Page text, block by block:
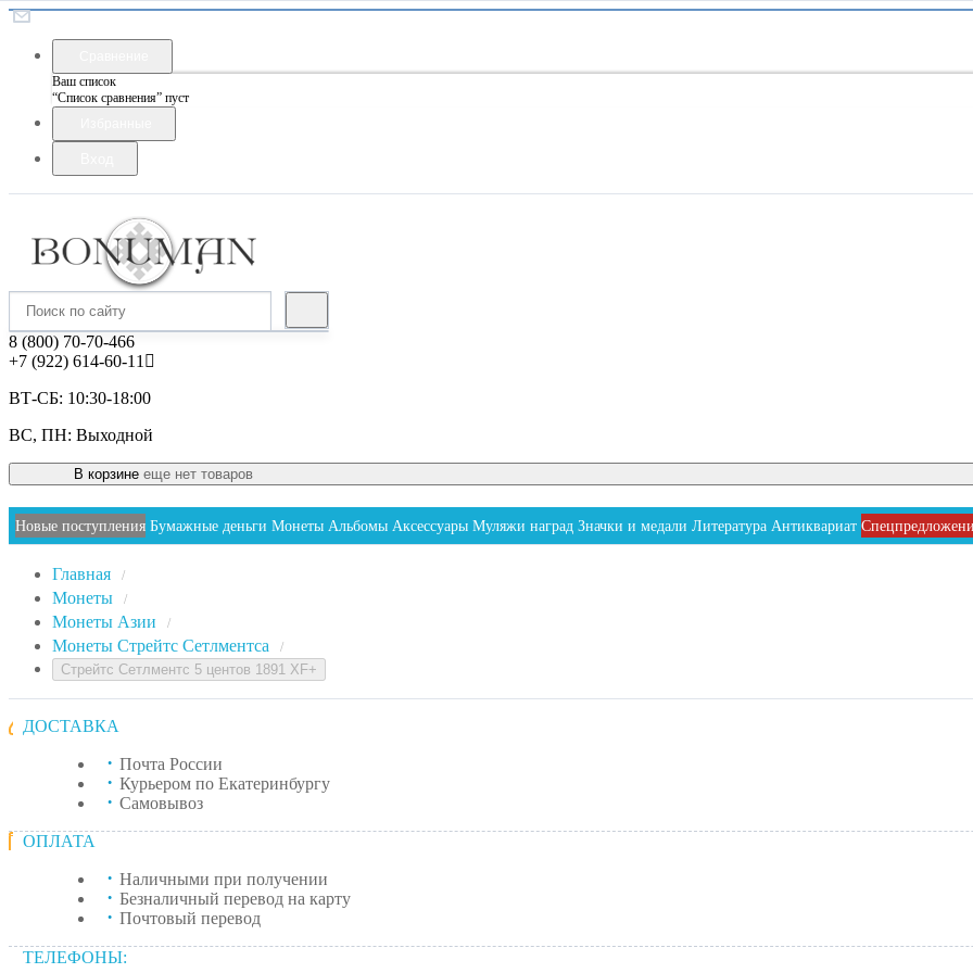
Ваш список
“Список сравнения” пуст
8 (800) 70-70-466
+7 (922) 614-60-11
ВТ-СБ: 10:30-18:00
ВС, ПН: Выходной
В корзине еще нет товаров
Новые поступления Бумажные деньги Монеты Альбомы Аксессуары Муляжи наград Значки и медали Литература Антиквариат
Главная /
Монеты /
Монеты Азии /
Монеты Стрейтс Сетлментса /
Стрейтс Сетлментс 5 центов 1891 XF+
ДОСТАВКА
Почта России
Курьером по Екатеринбургу
Самовывоз
ОПЛАТА
Наличными при получении
Безналичный перевод на карту
Почтовый перевод
ТЕЛЕФОНЫ: